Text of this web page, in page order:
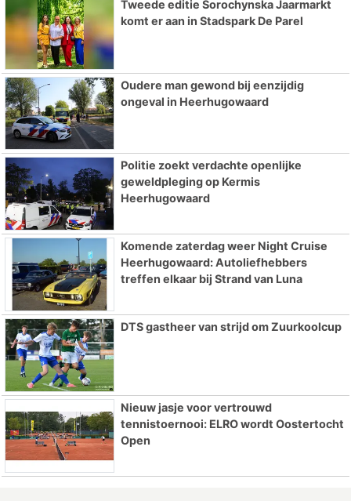
Tweede editie Sorochynska Jaarmarkt
komt er aan in Stadspark De Parel
Oudere man gewond bij eenzijdig
ongeval in Heerhugowaard
Politie zoekt verdachte openlijke
geweldpleging op Kermis
Heerhugowaard
Komende zaterdag weer Night Cruise
Heerhugowaard: Autoliefhebbers
treffen elkaar bij Strand van Luna
DTS gastheer van strijd om Zuurkoolcup
Nieuw jasje voor vertrouwd
tennistoernooi: ELRO wordt Oostertocht
Open